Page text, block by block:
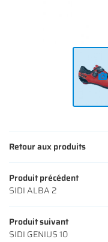
Retour aux produits
Produit précédent
SIDI ALBA 2
Produit suivant
SIDI GENIUS 10